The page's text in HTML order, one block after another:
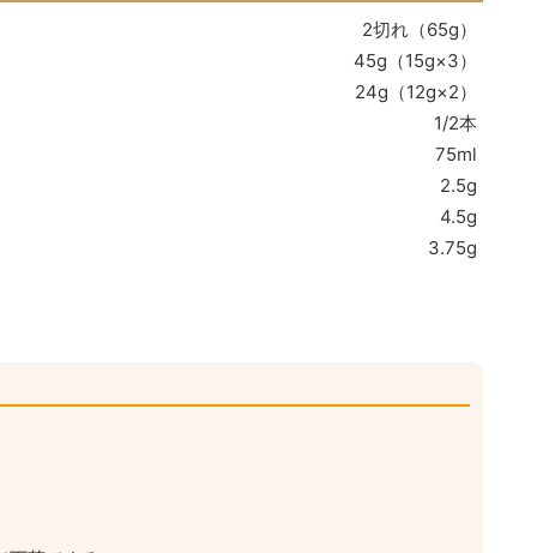
2切れ（65g）
45g（15g×3）
24g（12g×2）
1/2本
75ml
2.5g
4.5g
3.75g